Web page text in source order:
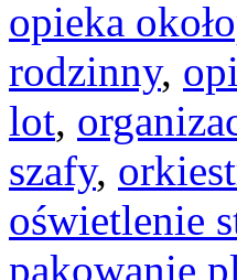
opieka
rodzinny,
lot,
szafy,
oświetlenie
pakowanie